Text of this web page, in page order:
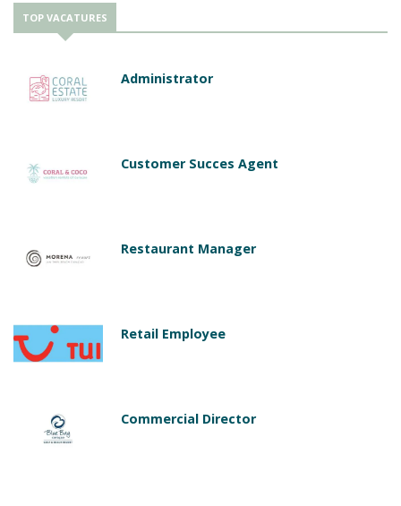
TOP VACATURES
Administrator
Customer Succes Agent
Restaurant Manager
Retail Employee
Commercial Director